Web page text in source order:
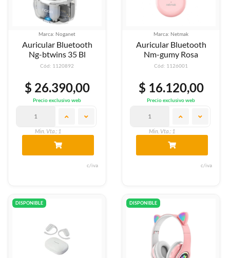
Marca: Noganet
Auricular Bluetooth
Ng-btwins 35 Bl
Cód: 1120892
$ 26.390,00
Precio exclusivo web
Min. Vta.: 1
c/iva
Marca: Netmak
Auricular Bluetooth
Nm-gumy Rosa
Cód: 1126001
$ 16.120,00
Precio exclusivo web
Min. Vta.: 1
c/iva
DISPONIBLE DISPONIBLE